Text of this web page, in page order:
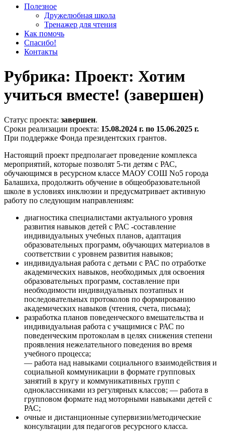
Полезное
Дружелюбная школа
Тренажер для чтения
Как помочь
Спасибо!
Контакты
Рубрика: Проект: Хотим
учиться вместе! (завершен)
Статус проекта: завершен.
Сроки реализации проекта: 15.08.2024 г. по 15.06.2025 г.
При поддержке Фонда президентских грантов.
Настоящий проект предполагает проведение комплекса
мероприятий, которые позволят 5-ти детям с РАС,
обучающимся в ресурсном классе МАОУ СОШ No5 города
Балашиха, продолжить обучение в общеобразовательной
школе в условиях инклюзии и предусматривает активную
работу по следующим направлениям:
диагностика специалистами актуального уровня
развития навыков детей с РАС -составление
индивидуальных учебных планов, адаптация
образовательных программ, обучающих материалов в
соответствии с уровнем развития навыков;
индивидуальная работа с детьми с РАС по отработке
академических навыков, необходимых для освоения
образовательных программ, составление при
необходимости индивидуальных поэтапных и
последовательных протоколов по формированию
академических навыков (чтения, счета, письма);
разработка планов поведенческого вмешательства и
индивидуальная работа с учащимися с РАС по
поведенческим протоколам в целях снижения степени
проявления нежелательного поведения во время
учебного процесса;
— работа над навыками социального взаимодействия и
социальной коммуникации в формате групповых
занятий в кругу и коммуникативных групп с
одноклассниками из регулярных классов; — работа в
групповом формате над моторными навыками детей с
РАС;
очные и дистанционные супервизии/методические
консультации для педагогов ресурсного класса.